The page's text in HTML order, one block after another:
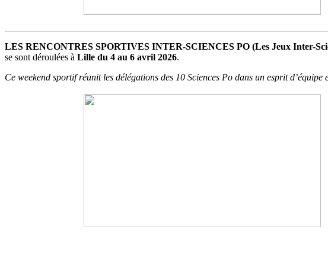
LES RENCONTRES SPORTIVES INTER-SCIENCES PO (Les Jeux Inter-
se sont déroulées à Lille du 4 au 6 avril 2026.
Ce weekend sportif réunit les délégations des 10 Sciences Po dans un esprit